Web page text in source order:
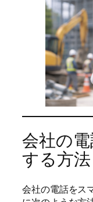
会社の
する方法
会社の電話をス